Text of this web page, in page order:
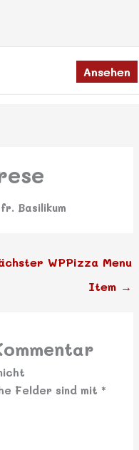
Menü
Menü
Basilikum
WPPizza Menu
Item →
Felder sind mit*
Ansehen